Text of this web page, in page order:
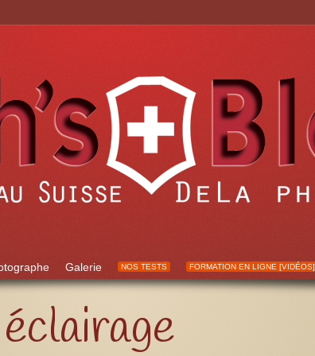
Galerie NOS TESTS FORMATION EN LIGNE [VIDÉOS]
éclairage